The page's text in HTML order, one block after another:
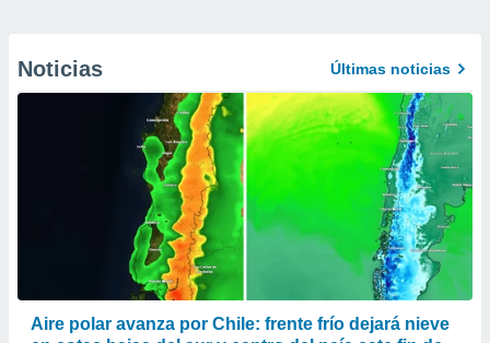
Noticias Últimas noticias
Aire polar avanza por Chile: frente frío dejará nieve